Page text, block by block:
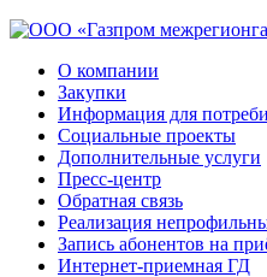
О компании
Закупки
Информация для
Социальные проекты
Дополнительные услуги
Пресс-центр
Обратная связь
Реализация
Запись абонентов на
Интернет-приемная ГД